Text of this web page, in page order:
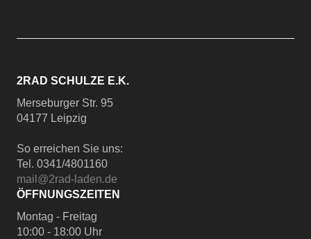
2RAD SCHULZE E.K.
Merseburger Str. 95
04177 Leipzig
So erreichen Sie uns:
Tel. 0341/4801160
mail@2rad-laden.de
ÖFFNUNGSZEITEN
Montag - Freitag
10:00 - 18:00 Uhr